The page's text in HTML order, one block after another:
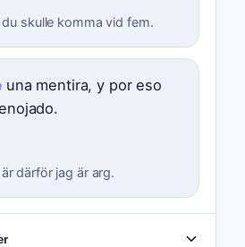
skulle komma vid fem.
una mentira, y por eso
därför jag är arg.